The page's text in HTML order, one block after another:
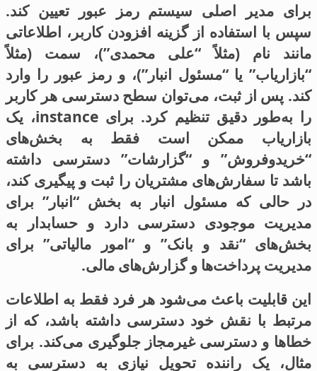
برای مدیر اصلی سیستم رمز عبور تعیین کند.
سپس با استفاده از گزینه افزودن کاربر، اطلاعاتی
مانند نام (مثلاً “علی محمدی”)، سمت (مثلاً
“بازاریاب” یا “مسئول انبار”)، و رمز عبور را وارد
کند. پس از ثبت، می‌توان سطح دسترسی هر کاربر
را به‌طور دقیق تنظیم کرد. برای instance، یک
بازاریاب ممکن است فقط به بخش‌های
“خریدوفروش” و “گزارشات” دسترسی داشته
باشد تا سفارش‌های مشتریان را ثبت و پیگیری کند،
در حالی که مسئول انبار به بخش “انبار” برای
مدیریت موجودی دسترسی دارد و حسابدار به
بخش‌های “نقد و بانک” و “امور مالیاتی” برای
مدیریت پرداخت‌ها و گزارش‌های مالی.
این قابلیت باعث می‌شود هر فرد فقط به اطلاعات
مرتبط با نقش خود دسترسی داشته باشد، که از
خطاها و دسترسی غیرمجاز جلوگیری می‌کند. برای
مثال، یک راننده تحویل نیازی به دسترسی به